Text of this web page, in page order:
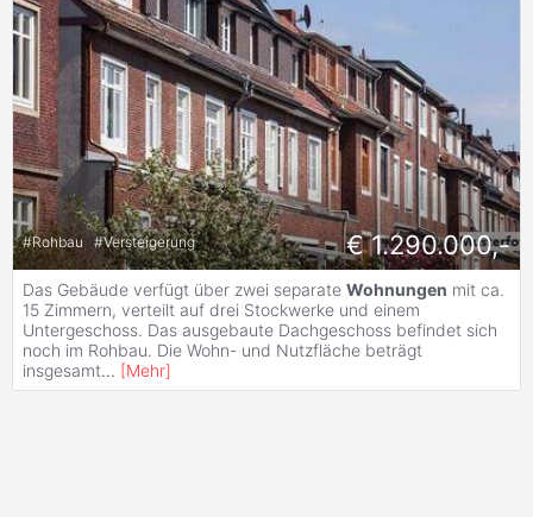
#Rohbau #Versteigerung € 1.290.000,-
Das Gebäude verfügt über zwei separate Wohnungen mit ca.
15 Zimmern, verteilt auf drei Stockwerke und einem
Untergeschoss. Das ausgebaute Dachgeschoss befindet sich
noch im Rohbau. Die Wohn- und Nutzfläche beträgt
insgesamt... [Mehr]